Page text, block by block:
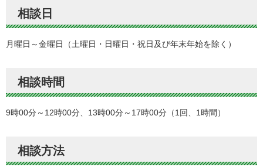
相談日
月曜日～金曜日（土曜日・日曜日・祝日及び年末年始を除く）
相談時間
9時00分～12時00分、13時00分～17時00分（1回、1時間）
相談方法